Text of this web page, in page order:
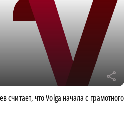
r
считает, что Volga начала с грамотного